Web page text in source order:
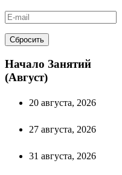
Сбросить
Начало Занятий
(Август)
20 августа, 2026
27 августа, 2026
31 августа, 2026